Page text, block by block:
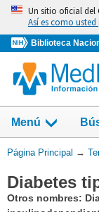
Omita
vaya
al
Contenido
Un sitio oficial del
Así es como
Biblioteca
Menú
de
Usted
aquí:
Página Principal →
Diabetes
Otros nombres: